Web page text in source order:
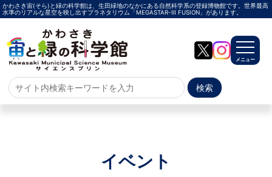
かわさき宙(そら)と緑の科学館は、生田緑地のなかにある自然科学系の登録博物館です。世界最高
水準のリアルな星空を映し出すプラネタリウム「MEGASTAR-Ⅲ FUSION」があります。
メニュー
ホーム
イベント